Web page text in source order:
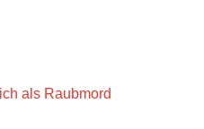
als Raubmord